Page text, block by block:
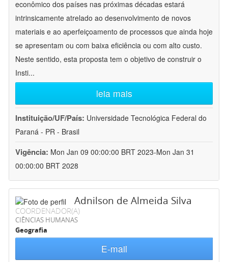
econômico dos países nas próximas décadas estará
intrinsicamente atrelado ao desenvolvimento de novos
materiais e ao aperfeiçoamento de processos que ainda hoje
se apresentam ou com baixa eficiência ou com alto custo.
Neste sentido, esta proposta tem o objetivo de construir o
Insti...
leia mais
Instituição/UF/País: Universidade Tecnológica Federal do
Paraná - PR - Brasil
Vigência: Mon Jan 09 00:00:00 BRT 2023-Mon Jan 31
00:00:00 BRT 2028
Adnilson de Almeida Silva
COORDENADOR(A)
CIÊNCIAS HUMANAS
Geografia
E-mail